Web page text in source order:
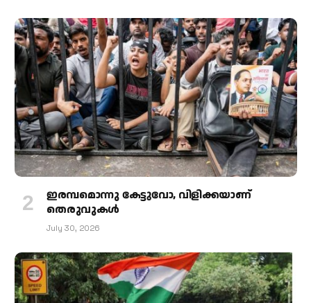
ഇരമ്പമൊന്നു കേട്ടുവോ, വിളിക്കയാണ്
തെരുവുകള്‍
July 30, 2026